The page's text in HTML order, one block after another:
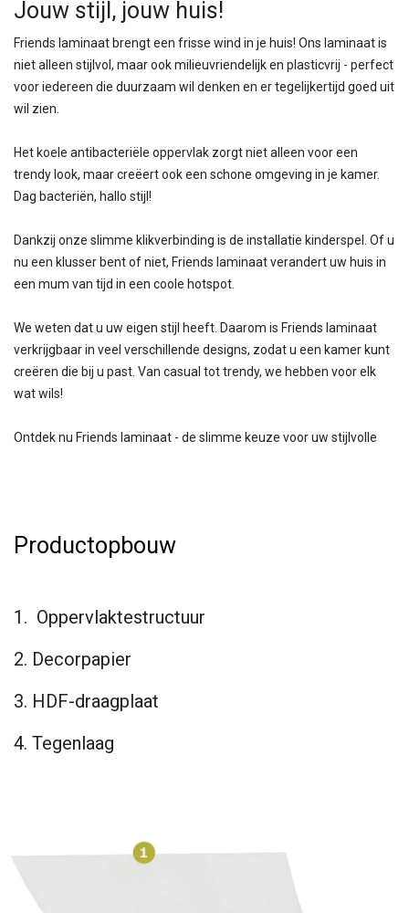
Jouw stijl, jouw huis!
Friends laminaat brengt een frisse wind in je huis! Ons laminaat is
niet alleen stijlvol, maar ook milieuvriendelijk en plasticvrij - perfect
voor iedereen die duurzaam wil denken en er tegelijkertijd goed uit
wil zien.
Het koele antibacteriële oppervlak zorgt niet alleen voor een
trendy look, maar creëert ook een schone omgeving in je kamer.
Dag bacteriën, hallo stijl!
Dankzij onze slimme klikverbinding is de installatie kinderspel. Of u
nu een klusser bent of niet, Friends laminaat verandert uw huis in
een mum van tijd in een coole hotspot.
We weten dat u uw eigen stijl heeft. Daarom is Friends laminaat
verkrijgbaar in veel verschillende designs, zodat u een kamer kunt
creëren die bij u past. Van casual tot trendy, we hebben voor elk
wat wils!
Ontdek nu Friends laminaat - de slimme keuze voor uw stijlvolle
Productopbouw
1. Oppervlaktestructuur
2. Decorpapier
3. HDF-draagplaat
4. Tegenlaag